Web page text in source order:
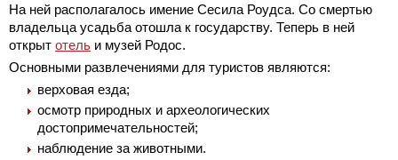
На ней располагалось имение Сесила Роудса. Со смертью
владельца усадьба отошла к государству. Теперь в ней
открыт отель и музей Родос.
Основными развлечениями для туристов являются:
верховая езда;
осмотр природных и археологических
достопримечательностей;
наблюдение за животными.